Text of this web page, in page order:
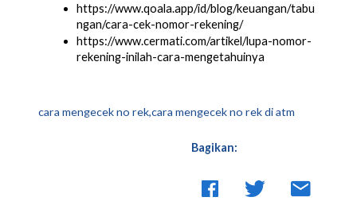
https://www.qoala.app/id/blog/keuangan/tabu
ngan/cara-cek-nomor-rekening/
https://www.cermati.com/artikel/lupa-nomor-
rekening-inilah-cara-mengetahuinya
cara mengecek no rek,cara mengecek no rek di atm
Bagikan: